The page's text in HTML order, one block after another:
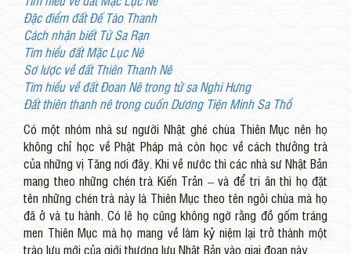
Đặc điểm đất Đế Tào Thanh
Cách nhận biết Tử Sa Rạn
Tìm hiểu đất Mặc Lục Nê
Sơ lược về đất Thiên Thanh Nê
Tìm hiểu về đất Đoan Nê trong tử sa Nghi Hưng
Đất thiên thanh nê trong cuốn Dương Tiện Minh Sa Thổ
Có một nhóm nhà sư người Nhật ghé chùa Thiên Mục nên họ
không chỉ học về Phật Pháp mà còn học về cách thưởng trà
của những vị Tăng nơi đây. Khi về nước thì các nhà sư Nhật Bản
mang theo những chén trà Kiến Trản – và để tri ân thì họ đặt
tên những chén trà này là Thiên Mục theo tên ngôi chùa mà họ
đã ở và tu hành. Có lẽ họ cũng không ngờ rằng đồ gốm tráng
men Thiên Mục mà họ mang về làm kỷ niệm lại trở thành một
trào lưu mới của giới thượng lưu Nhật Bản vào giai đoạn này.